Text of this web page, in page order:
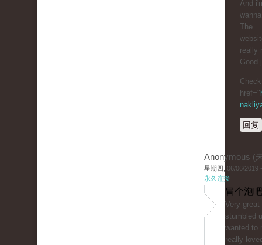
And
The
really
Good
href="
回复
Anonymous (
星期四, 06/06/2019
永久连接
冒个泡
Very
stumbled
wanted to
really